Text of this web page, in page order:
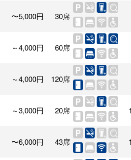
〜5,000円 30席
～4,000円 60席
～4,000円 120席
～3,000円 20席
〜6,000円 43席